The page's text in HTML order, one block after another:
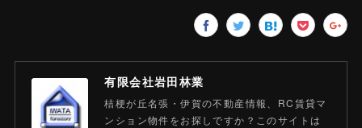
有限会社岩田林業
桔梗が丘名張・伊賀の不動産情報、RC賃貸マ
ンション物件をお探しですか？このサイトは